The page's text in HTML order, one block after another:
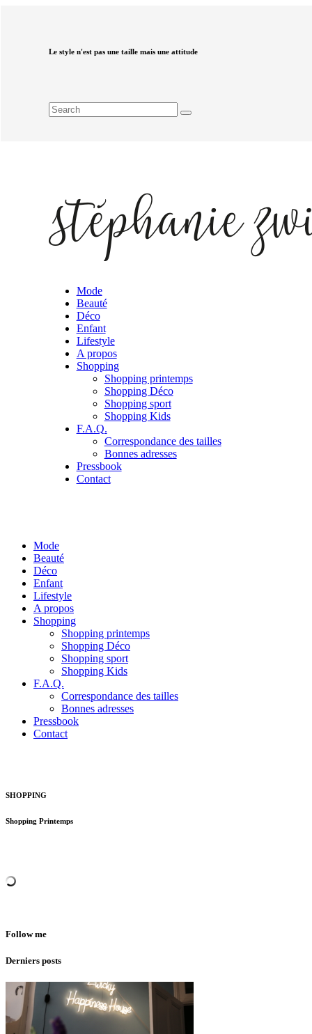
Le style n'est pas une taille mais une attitude
Mode
Beauté
Déco
Enfant
Lifestyle
A propos
Shopping
Shopping printemps
Shopping Déco
Shopping sport
Shopping Kids
F.A.Q.
Correspondance des tailles
Bonnes adresses
Pressbook
Contact
Mode
Beauté
Déco
Enfant
Lifestyle
A propos
Shopping
Shopping printemps
Shopping Déco
Shopping sport
Shopping Kids
F.A.Q.
Correspondance des tailles
Bonnes adresses
Pressbook
Contact
SHOPPING
Shopping Printemps
Follow me
Derniers posts